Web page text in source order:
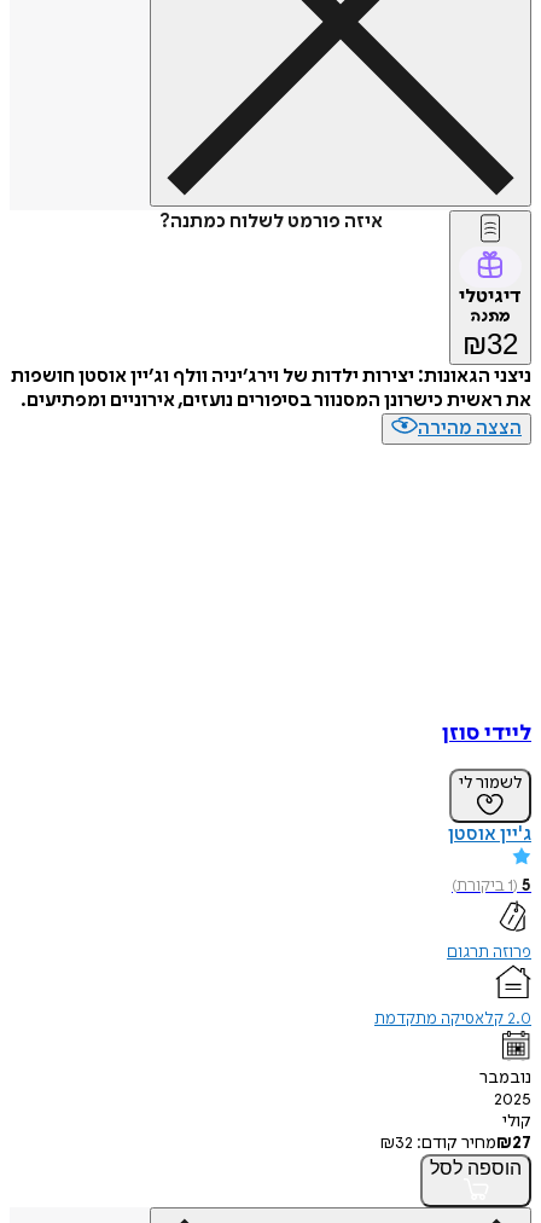
איזה פורמט לשלוח כמתנה?
דיגיטלי
מתנה
₪32
ניצני הגאונות: יצירות ילדות של וירג׳יניה וולף וג׳יין אוסטן חושפות
את ראשית כישרונן המסנוור בסיפורים נועזים, אירוניים ומפתיעים.
הצצה מהירה
ליידי סוזן
לשמור לי
ג'יין אוסטן
5
(
1ביקורת)
פרוזה תרגום
2.0 קלאסיקה מתקדמת
נובמבר
2025
קולי
₪27 מחיר קודם: ₪32
הוספה לסל